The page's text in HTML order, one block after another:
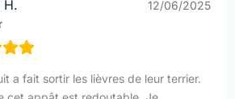
H. 12/06/2025
a fait sortir les lièvres de leur terrier.